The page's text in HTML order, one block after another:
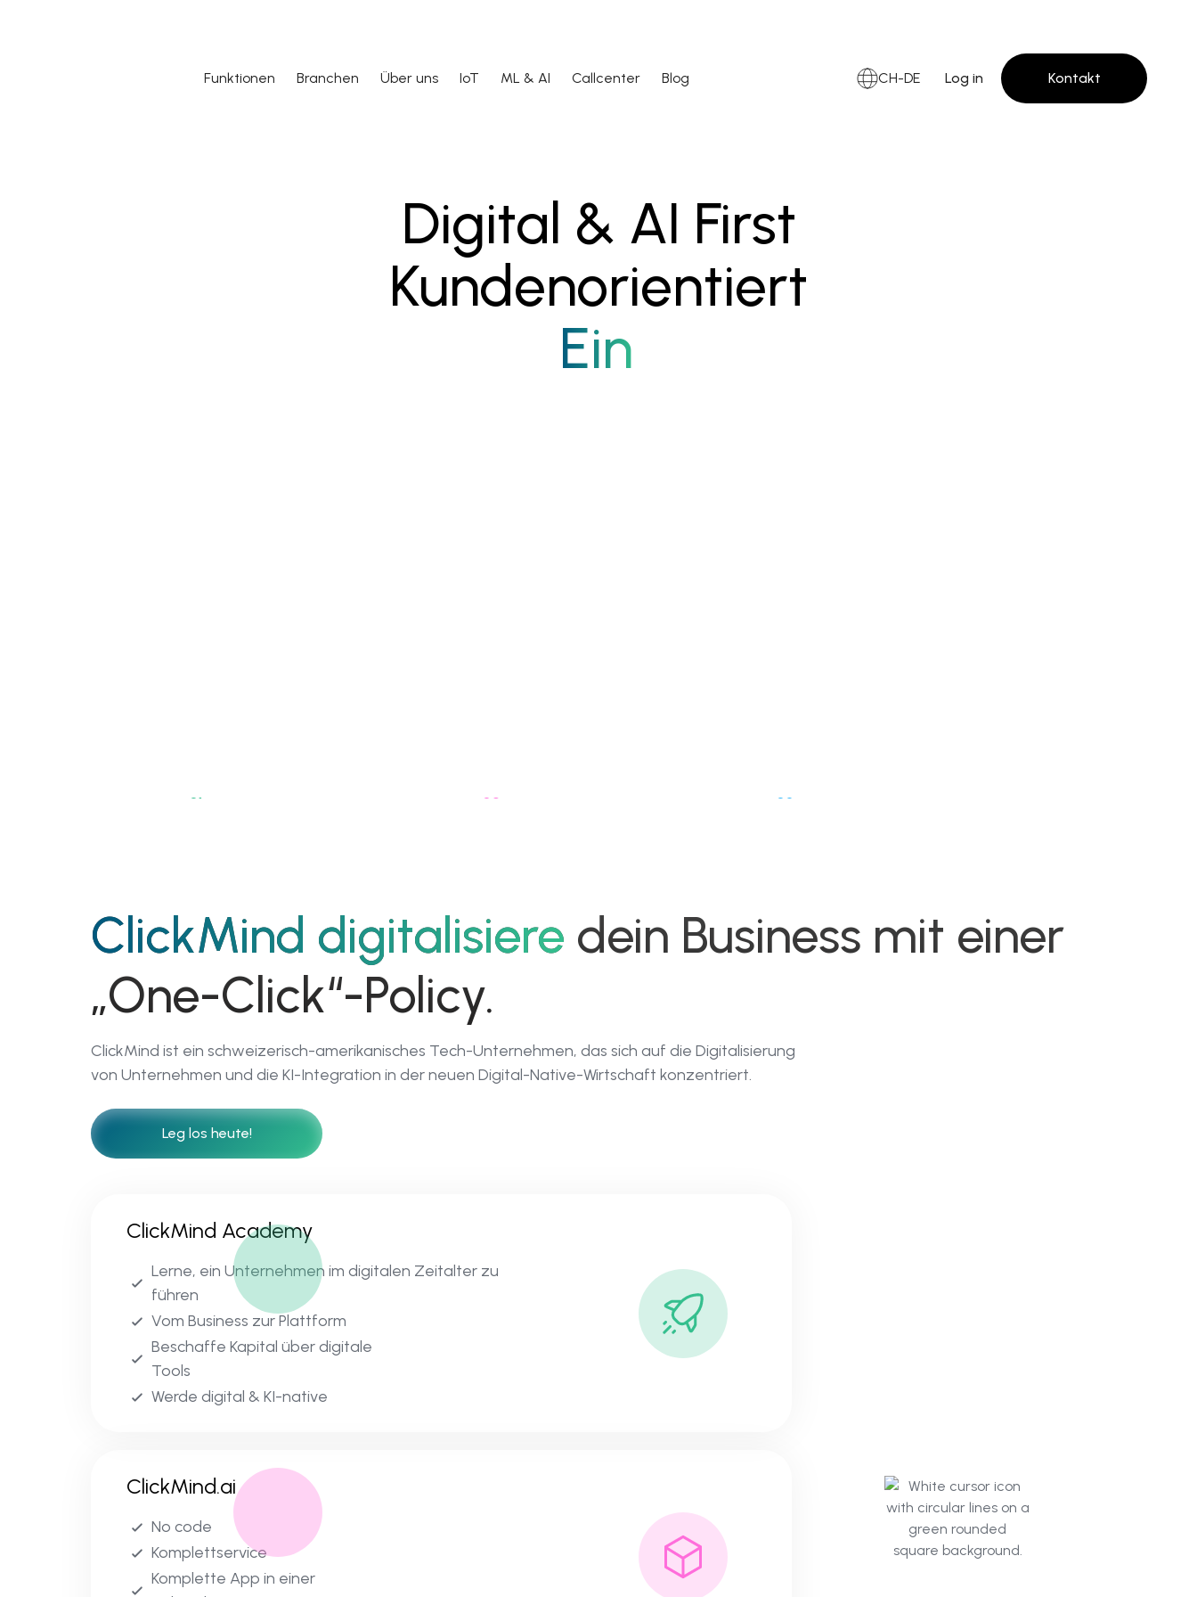
Funktionen Branchen Über uns IoT ML & AI Callcenter Blog CH-DE Log in Kontakt
Digital & AI First
Kundenorientiert
Ei
01
Werde ein Digital-
Business-Leader
02
No-Code-
Service
03
ClickMind digitalisiere dein Business mit einer
„One-Click“-Policy.
ClickMind ist ein schweizerisch-amerikanisches Tech-Unternehmen, das sich auf die Digitalisierung
von Unternehmen und die KI-Integration in der neuen Digital-Native-Wirtschaft konzentriert.
Leg los heute!
ClickMind Academy
Lerne, ein Unternehmen im digitalen Zeitalter zu
führen
Vom Business zur Plattform
Beschaffe Kapital über digitale
Tools
Werde digital & KI-native
ClickMind.ai
No code
Komplettservice
Komplette App in einer